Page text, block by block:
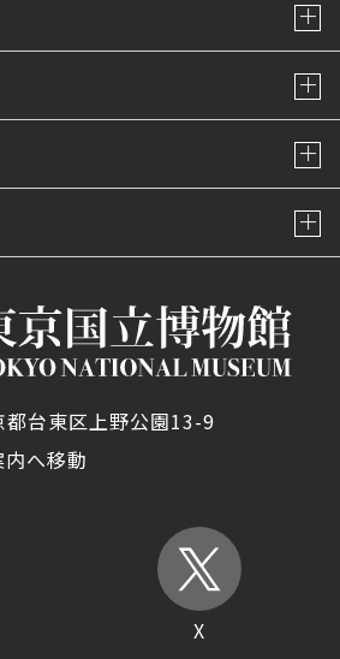
台東区上野公園13-9
へ移動
X